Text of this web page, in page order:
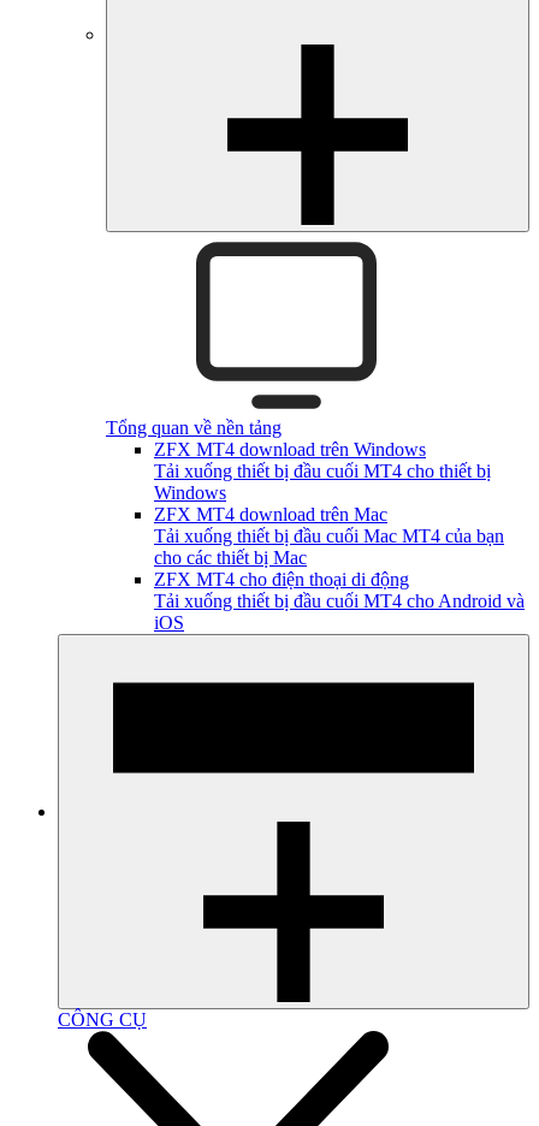
Tổng quan về nền tảng
ZFX MT4 download trên Windows
Tải xuống thiết bị đầu cuối MT4 cho thiết bị
Windows
ZFX MT4 download trên Mac
Tải xuống thiết bị đầu cuối Mac MT4 của bạn
cho các thiết bị Mac
ZFX MT4 cho điện thoại di động
Tải xuống thiết bị đầu cuối MT4 cho Android và
iOS
CÔNG CỤ